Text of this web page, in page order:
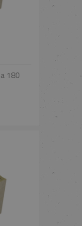
180